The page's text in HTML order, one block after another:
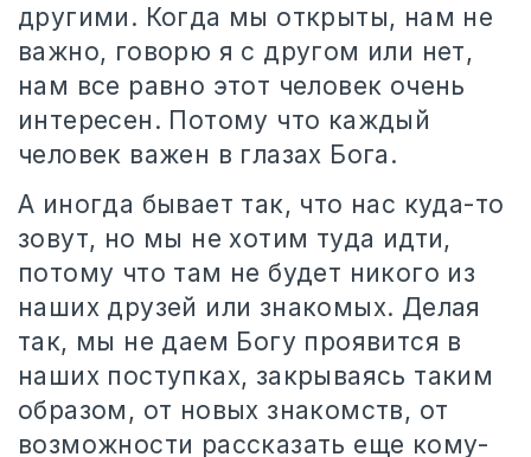
другими. Когда мы открыты, нам не
важно, говорю я с другом или нет,
нам все равно этот человек очень
интересен. Потому что каждый
человек важен в глазах Бога.
А иногда бывает так, что нас куда-то
зовут, но мы не хотим туда идти,
потому что там не будет никого из
наших друзей или знакомых. Делая
так, мы не даем Богу проявится в
наших поступках, закрываясь таким
образом, от новых знакомств, от
возможности рассказать еще кому-